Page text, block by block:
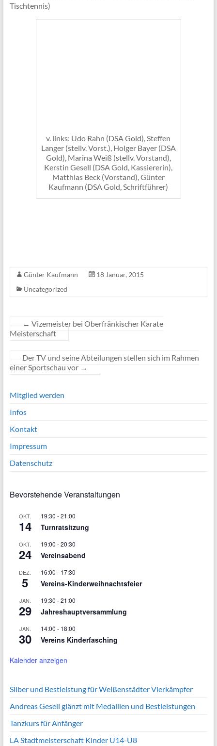
Tischtennis)
v. links: Udo Rahn (DSA Gold), Steffen
Langer (stellv. Vorst.), Holger Bayer (DSA
Gold), Marina Weiß (stellv. Vorstand),
Kerstin Gesell (DSA Gold, Kassiererin),
Matthias Beck (Vorstand), Günter
Kaufmann (DSA Gold, Schriftführer)
Günter Kaufmann
18 Januar, 2015
Uncategorized
← Vizemeister bei Oberfränkischer Karate
Meisterschaft
Der TV und seine Abteilungen stellen sich im Rahmen
einer Sportschau vor →
Mitglied werden
Infos
Kontakt
Impressum
Datenschutz
Bevorstehende Veranstaltungen
OKT.
14
19:30 -21:00
Turnratsitzung
OKT.
24
19:00 -20:30
Vereinsabend
DEZ.
5
16:00 - 17:30
Vereins-Kinderweihnachtsfeier
JAN.
29
19:30 -21:00
Jahreshauptversammlung
JAN.
30
14:00 - 18:00
Vereins Kinderfasching
Kalender anzeigen
Silber und Bestleistung für Weißenstädter Vierkämpfer
Andreas Gesell glänzt mit Medaillen und Bestleistungen
Tanzkurs für Anfänger
LA Stadtmeisterschaft Kinder U14-U8